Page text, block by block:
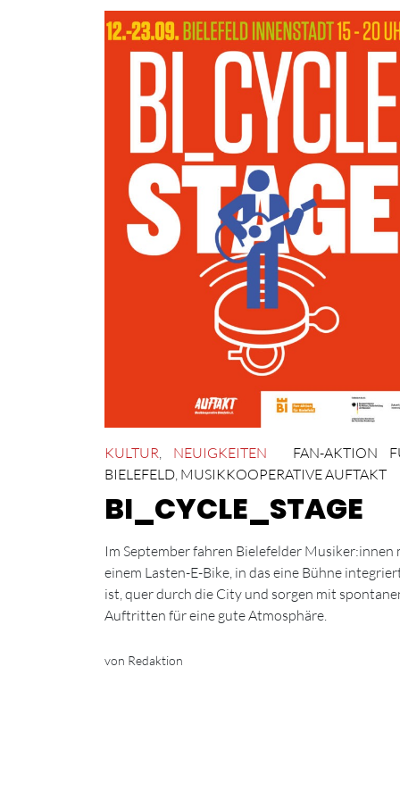
KULTUR NEUIGKEITEN
FAN-AKTION
BIELEFELD MUSIKKOOPERATIVE AUFTAKT
BI_CYCLE_STAGE
Im September fahren Bielefelder Musiker:innen
einem Lasten-E-Bike, in das eine Bühne
ist, quer durch die City und sorgen mit
Auftritten für eine gute Atmosphäre.
von Redaktion